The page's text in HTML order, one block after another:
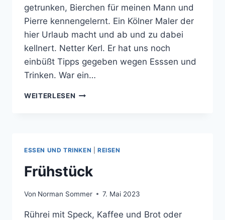
getrunken, Bierchen für meinen Mann und
Pierre kennengelernt. Ein Kölner Maler der
hier Urlaub macht und ab und zu dabei
kellnert. Netter Kerl. Er hat uns noch
einbüßt Tipps gegeben wegen Esssen und
Trinken. War ein…
WEITERLESEN AUF
ESSEN UND TRINKEN REISEN
Frühstück
Von Norman Sommer 7. Mai 2023
Rührei mit Speck, Kaffee und Brot oder